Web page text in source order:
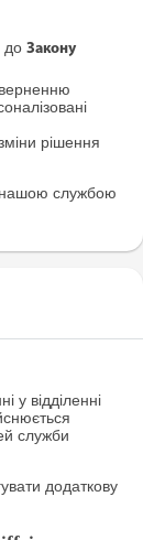
до Закону
рішення
нашою службою
у відділенні
служби
додаткову